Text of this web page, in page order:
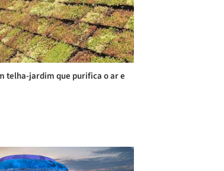
telha-jardim que purifica o ar e